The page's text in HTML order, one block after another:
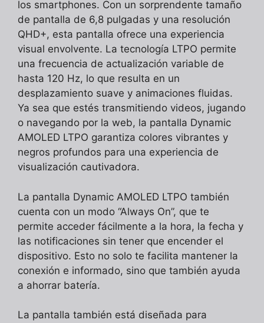
los smartphones. Con un sorprendente tamaño
de pantalla de 6,8 pulgadas y una resolución
QHD+, esta pantalla ofrece una experiencia
visual envolvente. La tecnología LTPO permite
una frecuencia de actualización variable de
hasta 120 Hz, lo que resulta en un
desplazamiento suave y animaciones fluidas.
Ya sea que estés transmitiendo videos, jugando
o navegando por la web, la pantalla Dynamic
AMOLED LTPO garantiza colores vibrantes y
negros profundos para una experiencia de
visualización cautivadora.
La pantalla Dynamic AMOLED LTPO también
cuenta con un modo “Always On”, que te
permite acceder fácilmente a la hora, la fecha y
las notificaciones sin tener que encender el
dispositivo. Esto no solo te facilita mantener la
conexión e informado, sino que también ayuda
a ahorrar batería.
La pantalla también está diseñada para